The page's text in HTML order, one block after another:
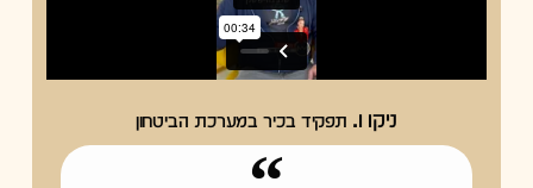
ניקו ו. תפקיד בכיר במערכת הביטחון